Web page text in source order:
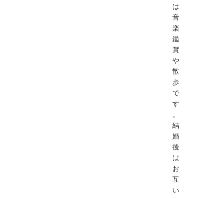
は
音
楽
鑑
賞
や
散
歩
で
す
。
結
婚
後
は
お
互
い